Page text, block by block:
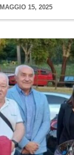
MAGGIO 15, 2025